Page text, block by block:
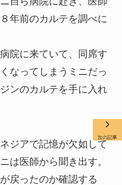
年前のカルテを調べに
院に来ていて、同席す
なってしまうミニだっ
ンのカルテを手に入れ
ジアで記憶が欠如して
は医師から聞き出す。
戻ったのか確認する
次の記事